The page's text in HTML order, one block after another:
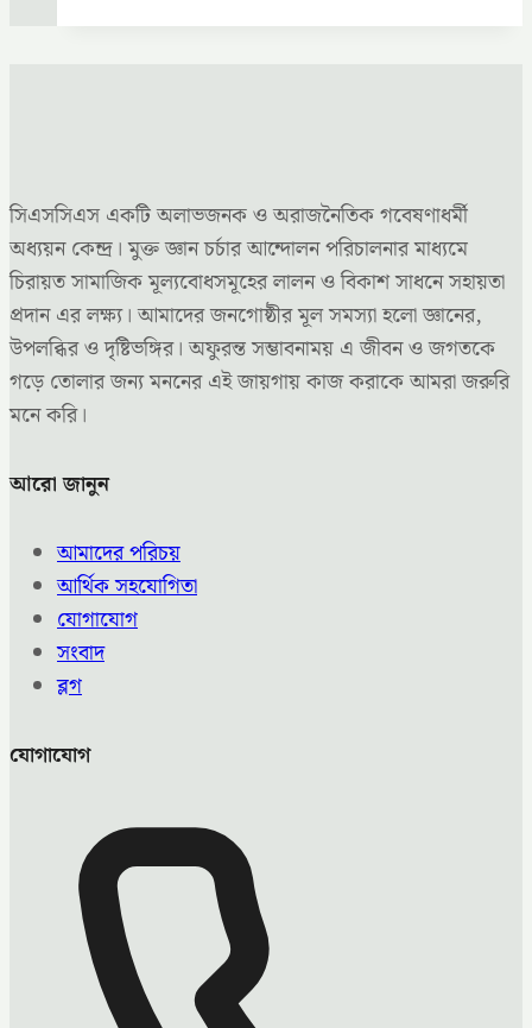
সিএসসিএস একটি অলাভজনক ও অরাজনৈতিক গবেষণাধর্মী
অধ্যয়ন কেন্দ্র। মুক্ত জ্ঞান চর্চার আন্দোলন পরিচালনার মাধ্যমে
চিরায়ত সামাজিক মূল্যবোধসমূহের লালন ও বিকাশ সাধনে সহায়তা
প্রদান এর লক্ষ্য। আমাদের জনগোষ্ঠীর মূল সমস্যা হলো জ্ঞানের,
উপলব্ধির ও দৃষ্টিভঙ্গির। অফুরন্ত সম্ভাবনাময় এ জীবন ও জগতকে
গড়ে তোলার জন্য মননের এই জায়গায় কাজ করাকে আমরা জরুরি
মনে করি।
আরো জানুন
আমাদের পরিচয়
আর্থিক সহযোগিতা
যোগাযোগ
সংবাদ
ব্লগ
যোগাযোগ